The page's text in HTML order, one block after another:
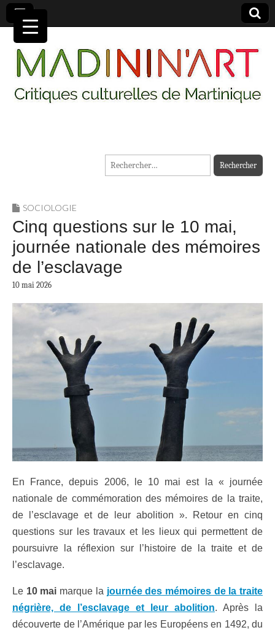
MADININ'ART
Rechercher :
SOCIOLOGIE
Cinq questions sur le 10 mai,
journée nationale des mémoires
de l’esclavage
10 mai 2026
En France, depuis 2006, le 10 mai est la « journée
nationale de commémoration des mémoires de la traite,
de l’esclavage et de leur abolition ». Retour en cinq
questions sur les travaux et les lieux qui permettent de
poursuivre la réflexion sur l’histoire de la traite et de
l’esclavage.
Le 10 mai marque la journée des mémoires de la traite
négrière, de l’esclavage et leur abolition. Après la
découverte de l’Amérique par les Européens en 1492, du